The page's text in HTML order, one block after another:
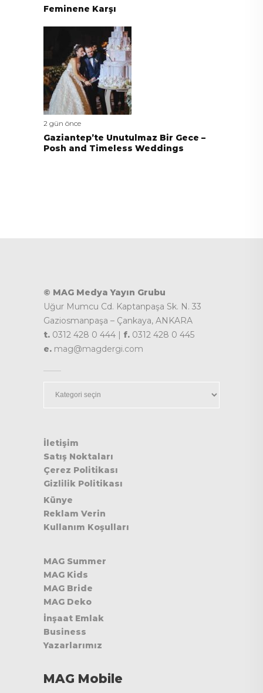
Feminene Karşı
2 gün önce
Gaziantep’te Unutulmaz Bir Gece –
Posh and Timeless Weddings
© MAG Medya Yayın Grubu
Uğur Mumcu Cd. Kaptanpaşa Sk. N. 33
Gaziosmanpaşa – Çankaya, ANKARA
t. 0312 428 0 444 | f. 0312 428 0 445
e. mag@magdergi.com
İletişim
Satış Noktaları
Çerez Politikası
Gizlilik Politikası
Künye
Reklam Verin
Kullanım Koşulları
MAG Summer
MAG Kids
MAG Bride
MAG Deko
İnşaat Emlak
Business
Yazarlarımız
MAG Mobile